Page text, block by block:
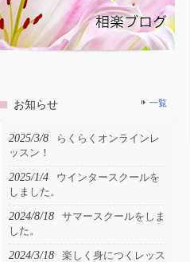
お知らせ 一覧
2025/3/8
らくらくオンラインレ
ッスン！
2025/1/4
ウインタースクールを
しました。
2024/8/18
サマースクールをしま
した。
2024/3/18
楽しく身につくレッス